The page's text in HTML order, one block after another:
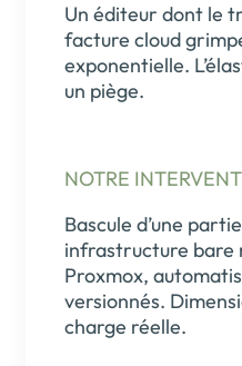
Un éditeur dont le
facture cloud
exponentielle.
un piège.
NOTRE
Bascule d’une
infrastructure bare
Proxmox,
versionnés.
charge réelle.